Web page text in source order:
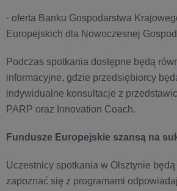
· oferta Banku Gospodarstwa
Europejskich dla Nowoczesnej
Podczas spotkania dostępne będą
informacyjne, gdzie przedsiębiorcy
indywidualne konsultacje z
PARP oraz Innovation Coach.
Fundusze Europejskie szansą na
Uczestnicy spotkania w Olsztynie
zapoznać się z programami